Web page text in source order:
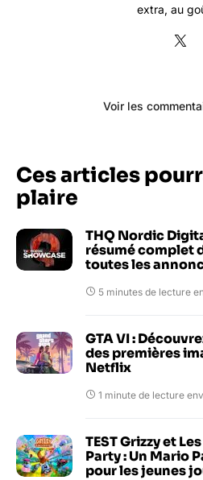
extra, au
Voir les
Ces articles
plaire
THQ Nordic
résumé complet
toutes les
5 minutes de lecture
GTA VI :
des premières
Netflix
1 minute de lecture
TEST Grizzy et
Party : Un Mario
pour les jeunes